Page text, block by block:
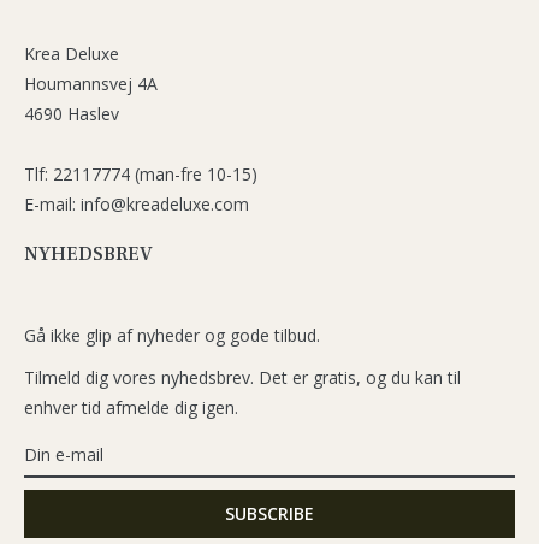
Krea Deluxe
Houmannsvej 4A
4690 Haslev
Tlf: 22117774 (man-fre 10-15)
E-mail: info@kreadeluxe.com
NYHEDSBREV
Gå ikke glip af nyheder og gode tilbud.
Tilmeld dig vores nyhedsbrev. Det er gratis, og du kan til
enhver tid afmelde dig igen.